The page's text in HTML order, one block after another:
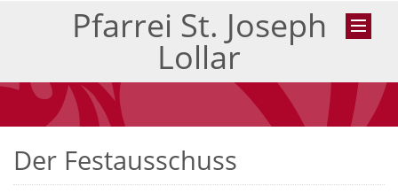
Pfarrei St. Joseph
Lollar
Der Festausschuss